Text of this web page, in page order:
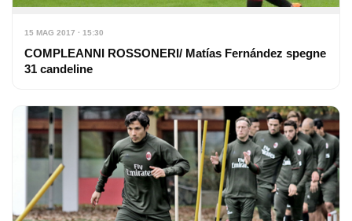
15 MAG 2017 · 15:30
COMPLEANNI ROSSONERI/ Matías Fernández spegne
31 candeline